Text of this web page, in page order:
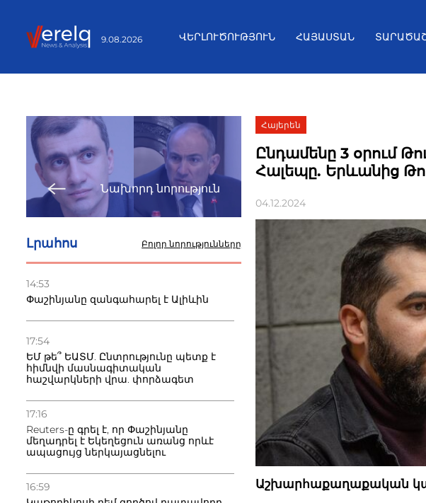
9.08.2026 ՎԵՐԼՈՒԾՈՒԹՅՈՒՆ ՀԱՅԱՍՏԱՆ
Նախորդ նորություն
Լրահոս Բոլոր նորությունները
14:53
Փաշինյանը զանգահարել է Ալիևին
17:54
ԵՄ թե՞ ԵԱՏՄ. Ընտրությունը պետք է
հիմնվի մասնագիտական
հաշվարկների վրա. փորձագետ
17:16
Reuters-ը գրել է, որ Փաշինյանը
մեղադրել է Եկեղեցուն առանց որևէ
ապացույց ներկայացնելու
16:59
Հայերեն
Ընդամենը 3 օրում
Հալեպը. Երևանից
04.12.2024
Աշխարհաքաղաքական